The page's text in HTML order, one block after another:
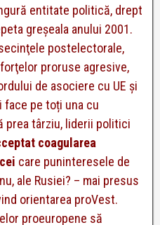
entitate politică, drept
greşeala anului 2001.
postelectorale,
proruse agresive,
de asociere cu UE şi
face pe toți una cu
prea târziu, liderii politici
coagularea
care puninteresele de
ale Rusiei? – mai presus
orientarea proVest.
proeuropene să